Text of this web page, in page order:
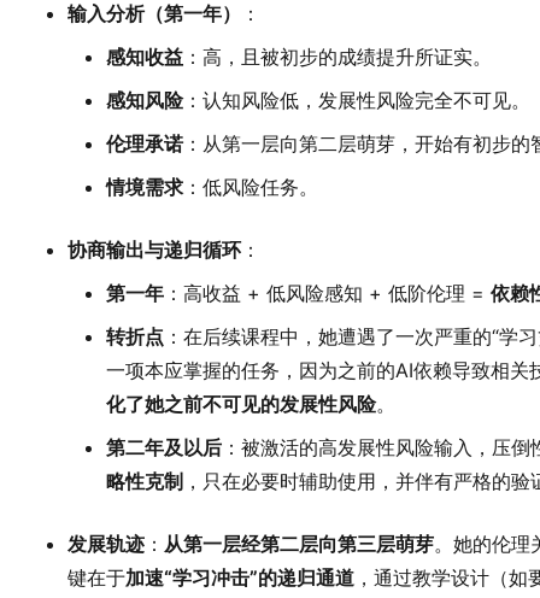
输入分析（第一年）
：
感知收益 ：高，且被初步的成绩提升所证实。
感知风险：认知风险低，发展性风险完全不可见。
伦理承诺 ：从第一层向第二层萌芽，开始有初步的
情境需求 ：低风险任务。
协商输出与递归循环：
第一年 ：高收益 + 低风险感知 + 低阶伦理 = 依赖
转折点 ：在后续课程中，她遭遇了一次严重的“
一项本应掌握的任务，因为之前的AI依赖导致相关
化了她之前不可见的发展性风险。
第二年及以后 ：被激活的高发展性风险输入，压
略性克制 ，只在必要时辅助使用，并伴有严格的验
发展轨迹 ： 从第一层经第二层向第三层萌芽。她的伦理
键在于加速“学习冲击”的递归通道 ，通过教学设计（